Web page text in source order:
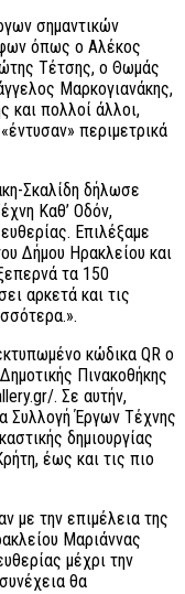
σημαντικών
όπως ο Αλέκος
Τέτσης, ο Θωμάς
Μαρκογιανάκης,
και πολλοί άλλοι,
περιμετρικά
Σκαλίδη δήλωσε
Καθ’ Οδόν,
Επιλέξαμε
Δήμου Ηρακλείου και
τα 150
αρκετά και τις
κώδικα QR ο
Πινακοθήκης
. Σε αυτήν,
Συλλογή Έργων Τέχνης
δημιουργίας
έως και τις πιο
με την επιμέλεια της
Μαριάννας
μέχρι την
θα